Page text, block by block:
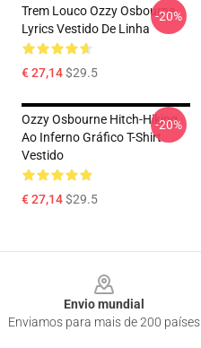
Trem Louco Ozzy Osbourne
Lyrics Vestido De Linha
€ 27,14$29.5
-20%
Ozzy Osbourne Hitch-Hiking
Ao Inferno Gráfico T-Shirt
Vestido
€ 27,14$29.5
-20%
Envio mundial
Enviamos para mais de 200 países